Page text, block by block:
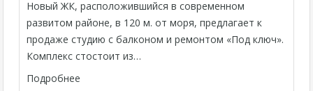
Новый ЖК, расположившийся в современном
развитом районе, в 120 м. от моря, предлагает к
продаже студию с балконом и ремонтом «Под ключ».
Комплекс стостоит из…
Подробнее